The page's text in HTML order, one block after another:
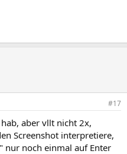
#17
aber vllt nicht 2x,
Screenshot interpretiere,
nur noch einmal auf Enter